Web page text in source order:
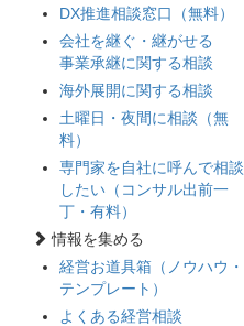
DX推進相談窓口（無料）
会社を継ぐ・継がせる
事業承継に関する相談
海外展開に関する相談
土曜日・夜間に相談（無
料）
専門家を自社に呼んで相談
したい（コンサル出前一
丁・有料）
情報を集める
経営お道具箱（ノウハウ・
テンプレート）
よくある経営相談